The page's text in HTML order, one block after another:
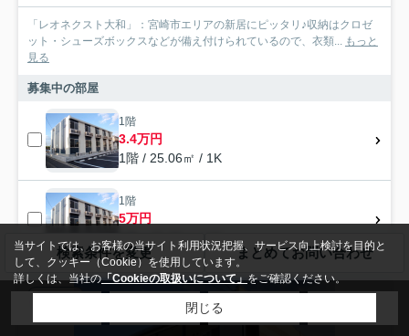
「レオネクスト大和」：宮崎市エリアの新居にピッタリ♪収納はクロゼ
ット・シューズボックスなどが備え付けられているので、衣類...
もっと
見る
募集中の部屋
1階
3.4万円
1階 / 25.06㎡ / 1K
1階
5万円
1階 / 25.06㎡ / 1K
アパート
検索条件を変更 まとめてお問い合わせ
当サイトでは、お客様の当サイト利用状況把握、サービス向上検討を目的と
して、クッキー（Cookie）を使用しています。
詳しくは、当社の「Cookieの取扱いについて」をご確認ください。
閉じる